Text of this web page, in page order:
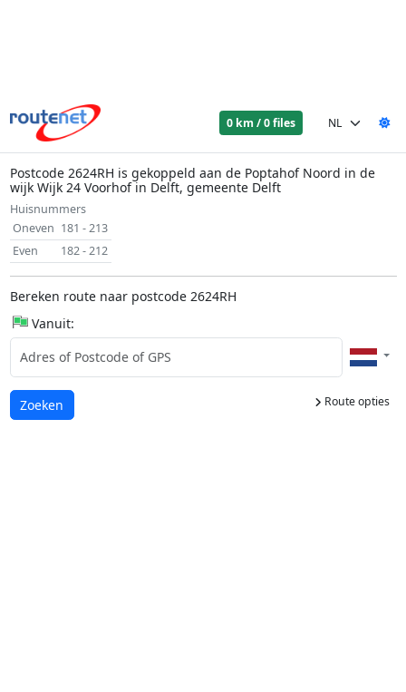
0 km / 0 files
Postcode 2624RH is gekoppeld aan de Poptahof Noord in de
wijk Wijk 24 Voorhof in Delft, gemeente Delft
Huisnummers
Oneven 181 - 213
Even
182 - 212
Bereken route naar postcode 2624RH
Vanuit:
Route opties
Laden...
Zoeken